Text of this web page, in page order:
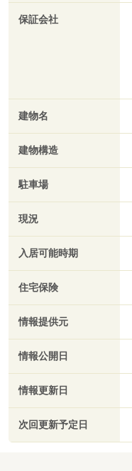
保証会社
建物名
建物構造
駐車場
現況
入居可能時期
住宅保険
情報提供元
情報公開日
情報更新日
次回更新予定日